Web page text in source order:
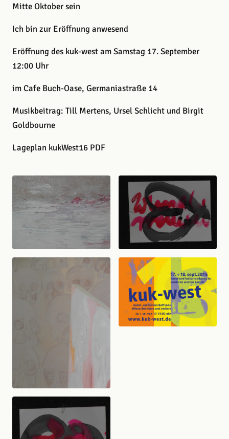
Mitte Oktober sein
Ich bin zur Eröffnung anwesend
Eröffnung des kuk-west am Samstag 17. September
12:00 Uhr
im Cafe Buch-Oase, Germaniastraße 14
Musikbeitrag: Till Mertens, Ursel Schlicht und Birgit
Goldbourne
Lageplan kukWest16 PDF